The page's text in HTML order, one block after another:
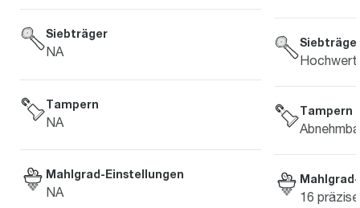
Siebträger
NA
Tampern
NA
Mahlgrad-Einstellungen
NA
Tampern
16